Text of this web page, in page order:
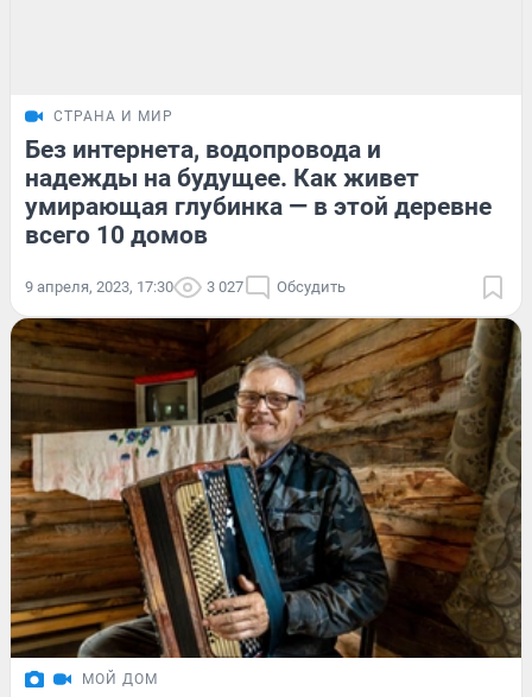
СТРАНА И МИР
Без интернета, водопровода и
надежды на будущее. Как живет
умирающая глубинка — в этой деревне
всего 10 домов
9 апреля, 2023, 17:30 3 027 Обсудить
МОЙ ДОМ